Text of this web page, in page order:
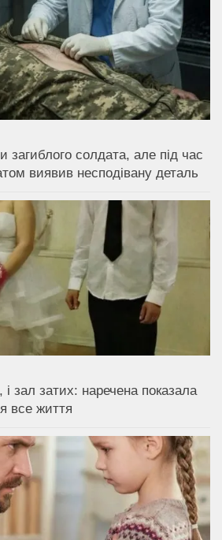
загиблого солдата, але під час
виявив несподівану деталь
і зал затих: наречена показала
все життя